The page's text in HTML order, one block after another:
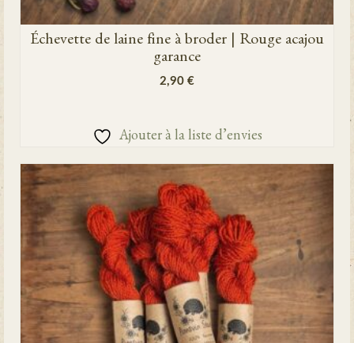
Échevette de laine fine à broder | Rouge acajou
garance
2,90 €
Ajouter à la liste d’envies